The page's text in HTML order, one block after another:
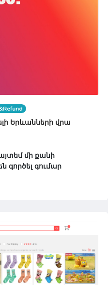
Երևանների վրա
մի քանի
գործել գումար